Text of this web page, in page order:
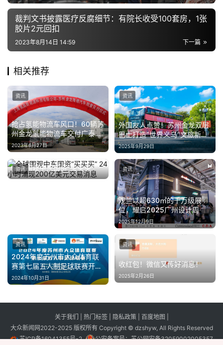
裁判文书披露医疗反腐细节：有院长收受100套房，1张
胶片2元回扣
下一篇
2023年8月14日 14:59
相关推荐
抢占氢能物流车风口！60辆苏
州金龙氢能物流车交付广泰氢
能！
2023年6月27日
资讯
外国友人点赞！苏州金龙双层
巴士打造“世界义乌”文旅新范
式
2025年9月29日
资讯
全球围观中东国资“买买买”
24小时涌现200亿美元交易消
2023年6月21日
资讯
观兰以超630㎡的千万级展
位，耀启2025广州设计周
2025年12月9日
资讯
2024年度苏州市大众体育联
赛第七届五人制足球联赛开赛
啦！
2024年10月31日
资讯
收红包！微信又传好消息！
2025年2月26日
资讯
关于我们 热门标签 隐私政策 百度地图
大众新闻网2022-2025 版权所有 Copyright © dzshyw, All Rights Reserved
苏ICP备16041355号-2
公安备案号：苏公网安备32059002005357